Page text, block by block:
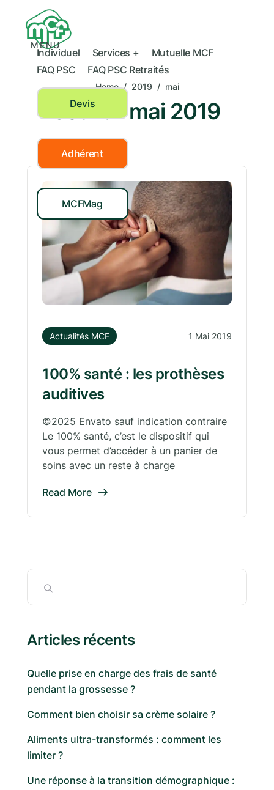
MENU
Individuel Services +
Mutuelle MCF
FAQ PSC
FAQ PSC Retraités
Devis
Adhérent
MCFMag
Home / 2019 / mai
Jour :1 mai 2019
Actualités MCF 1 Mai 2019
100% santé : les prothèses
auditives
©2025 Envato sauf indication contraire
Le 100% santé, c’est le dispositif qui
vous permet d’accéder à un panier de
soins avec un reste à charge
Read More
Articles récents
Quelle prise en charge des frais de santé
pendant la grossesse ?
Comment bien choisir sa crème solaire ?
Aliments ultra-transformés : comment les
limiter ?
Une réponse à la transition démographique :